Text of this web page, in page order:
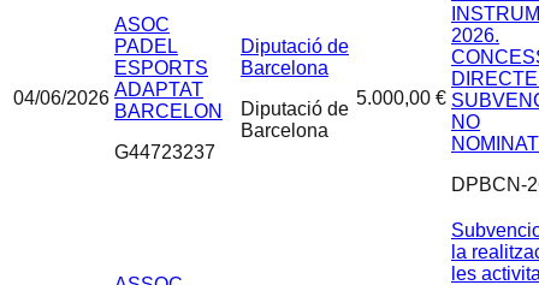
04/06/2026
ASOC
PADEL
ESPORTS
ADAPTAT
BARCELON
G44723237
Diputació de
Barcelona
Diputació de
Barcelona
5.000,00 €
2026.
NO
DPBCN-
la
les